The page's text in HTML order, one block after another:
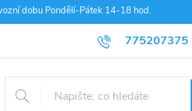
dobu Pondělí-Pátek 14-18 hod.
775207375